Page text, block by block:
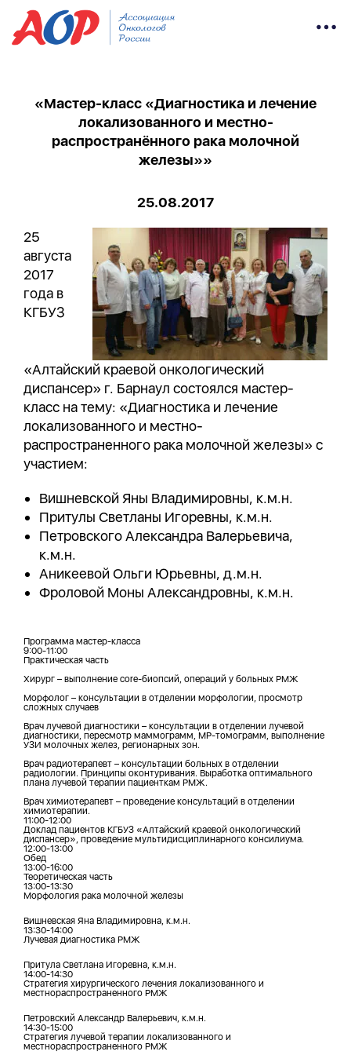
«Мастер-класс «Диагностика и лечение
локализованного и местно-
распространённого рака молочной
железы»»
25.08.2017
25
августа
2017
года в
КГБУЗ
«Алтайский краевой онкологический
диспансер» г. Барнаул состоялся мастер-
класс на тему: «Диагностика и лечение
локализованного и местно-
распространенного рака молочной железы» с
участием:
Вишневской Яны Владимировны, к.м.н.
Притулы Светланы Игоревны, к.м.н.
Петровского Александра Валерьевича,
к.м.н.
Аникеевой Ольги Юрьевны, д.м.н.
Фроловой Моны Александровны, к.м.н.
Программа мастер-класса
9:00-11:00
Практическая часть
Хирург – выполнение core-биопсий, операций у больных РМЖ
Морфолог – консультации в отделении морфологии, просмотр
сложных случаев
Врач лучевой диагностики – консультации в отделении лучевой
диагностики, пересмотр маммограмм, МР-томограмм, выполнение
УЗИ молочных желез, регионарных зон.
Врач радиотерапевт – консультации больных в отделении
радиологии. Принципы оконтуривания. Выработка оптимального
плана лучевой терапии пациенткам РМЖ.
Врач химиотерапевт – проведение консультаций в отделении
химиотерапии.
11:00-12:00
Доклад пациентов КГБУЗ «Алтайский краевой онкологический
диспансер», проведение мультидисциплинарного консилиума.
12:00-13:00
Обед
13:00-16:00
Теоретическая часть
13:00-13:30
Морфология рака молочной железы
Вишневская Яна Владимировна, к.м.н.
13:30-14:00
Лучевая диагностика РМЖ
Притула Светлана Игоревна, к.м.н.
14:00-14:30
Стратегия хирургического лечения локализованного и
местнораспространенного РМЖ
Петровский Александр Валерьевич, к.м.н.
14:30-15:00
Стратегия лучевой терапии локализованного и
местнораспространенного РМЖ